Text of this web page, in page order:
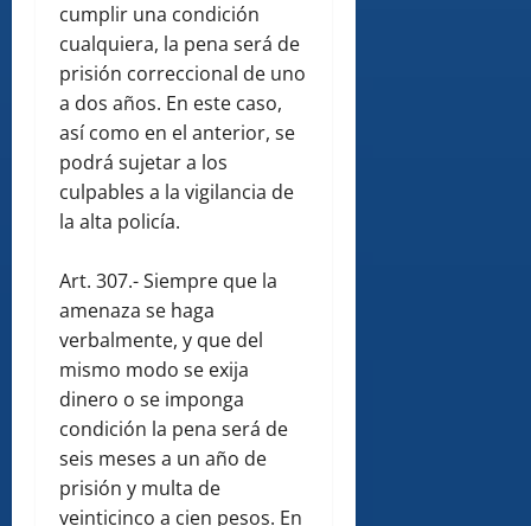
cumplir una condición
cualquiera, la pena será de
prisión correccional de uno
a dos años. En este caso,
así como en el anterior, se
podrá sujetar a los
culpables a la vigilancia de
la alta policía.
Art. 307.- Siempre que la
amenaza se haga
verbalmente, y que del
mismo modo se exija
dinero o se imponga
condición la pena será de
seis meses a un año de
prisión y multa de
veinticinco a cien pesos. En